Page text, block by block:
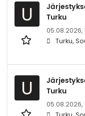
U
Turku
05.08.2026,
Turku,
U
Turku
05.08.2026,